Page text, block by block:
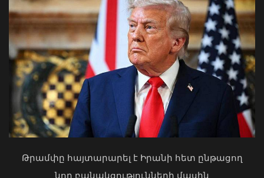
խաղաղության համար. Հրվ.
Կովկասում ԵՄ հատուկ
ներկայացուցիչ
08 Օգոստոս, 2026 22:11
«Ուժեղ Հայաստան»-ը դեմ է
Թրամփը հայտարարել է Իրանի հետ ընթացող
նոր բանակցությունների մասին